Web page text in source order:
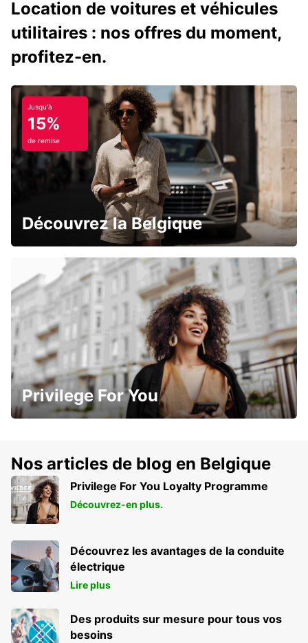
Location de voitures et véhicules
utilitaires : nos offres du moment,
profitez-en.
Jusqu'à
15%
de remise
Découvrez la Belgique
Privilege For You
Nos articles de blog en Belgique
Privilege For You Loyalty Programme
Découvrez-en plus.
Découvrez les avantages de la conduite
électrique
Lire plus
Des produits sur mesure pour tous vos
besoins